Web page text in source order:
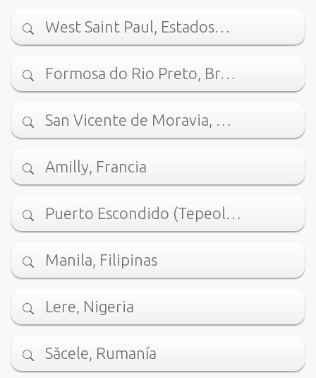
West Saint Paul, Estados…
Formosa do Rio Preto, Br…
San Vicente de Moravia, …
Amilly, Francia
Puerto Escondido (Tepeol…
Manila, Filipinas
Lere, Nigeria
Săcele, Rumanía